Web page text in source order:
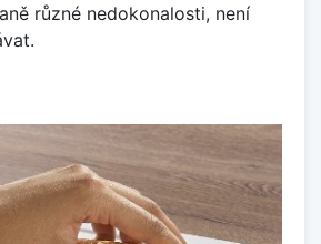
různé nedokonalosti, není